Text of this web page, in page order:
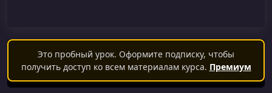
Это пробный урок. Оформите подписку, чтобы
получить доступ ко всем материалам курса. Премиум